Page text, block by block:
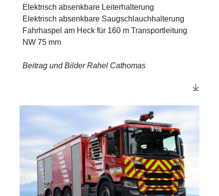
Elektrisch absenkbare Leiterhalterung
Elektrisch absenkbare Saugschlauchhalterung
Fahrhaspel am Heck für 160 m Transportleitung
NW 75 mm
Beitrag und Bilder Rahel Cathomas